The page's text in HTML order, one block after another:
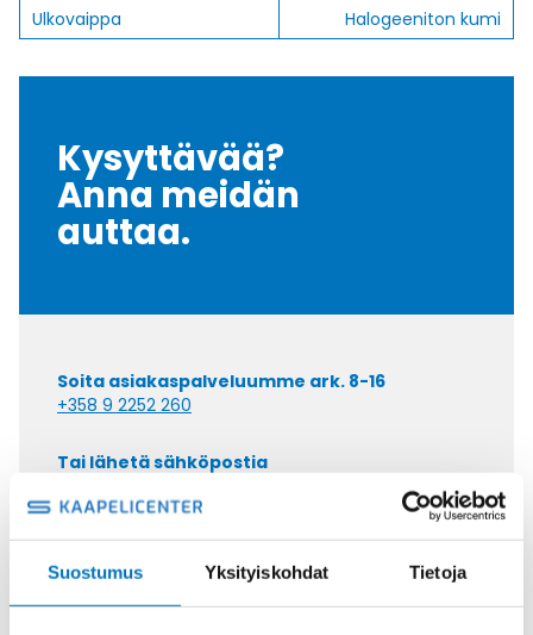
Suostumus Yksityiskohdat Tietoja
Ulkovaippa
Halogeeniton kumi
Kysyttävää?
Anna meidän
auttaa.
Soita asiakaspalveluumme ark. 8-16
+358 9 2252 260
Tai lähetä sähköpostia